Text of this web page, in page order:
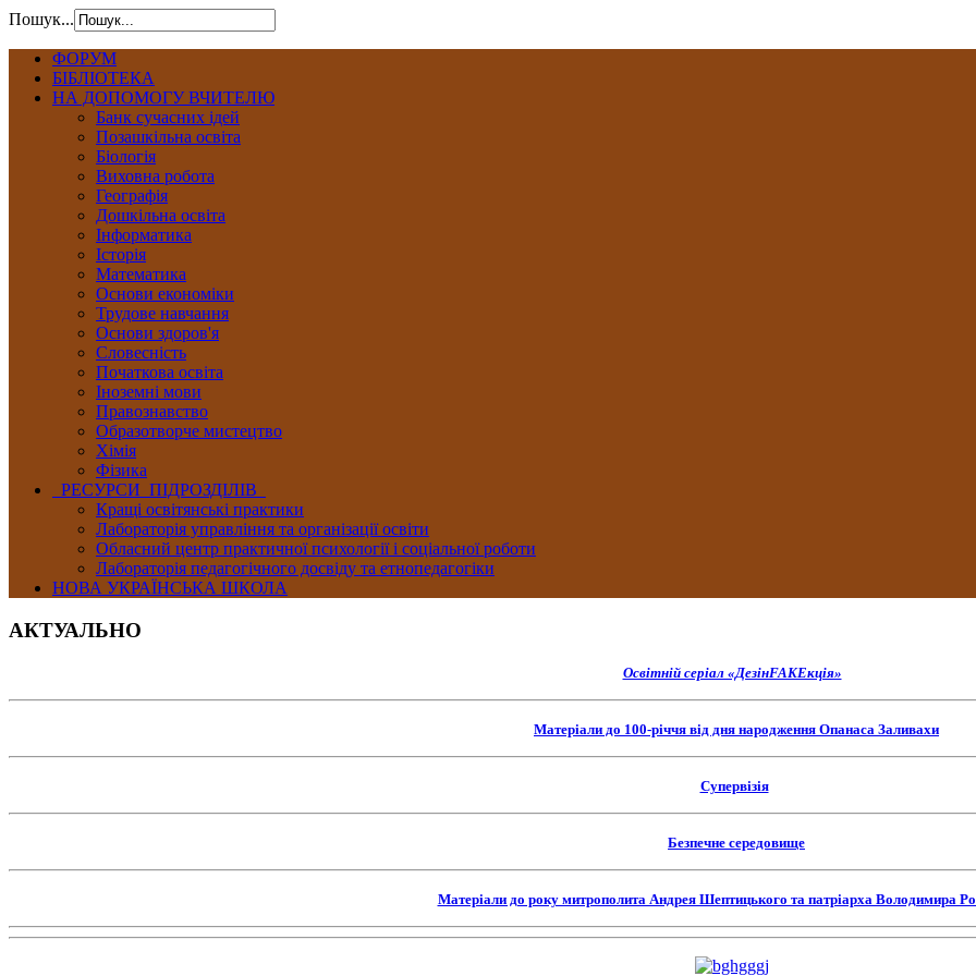
Пошук...
ФОРУМ
БІБЛІОТЕКА
НА ДОПОМОГУ ВЧИТЕЛЮ
Банк сучасних ідей
Позашкільна освіта
Біологія
Виховна робота
Географія
Дошкільна освіта
Інформатика
Історія
Математика
Основи економіки
Трудове навчання
Основи здоров'я
Словесність
Початкова освіта
Іноземні мови
Правознавство
Образотворче мистецтво
Хімія
Фізика
РЕСУРСИ ПІДРОЗДІЛІВ
Кращі освітянські практики
Лабораторія управління та організації освіти
Обласний центр практичної психології і соціальної роботи
Лабораторія педагогічного досвіду та етнопедагогіки
НОВА УКРАЇНСЬКА ШКОЛА
АКТУАЛЬНО
Освітній серіал «ДезінFAKEкція»
Матеріали до 100-річчя від дня народження Опанаса Заливахи
Супервізія
Безпечне середовище
Матеріали до року митрополита Андрея Шептицького та патріарха Володимира